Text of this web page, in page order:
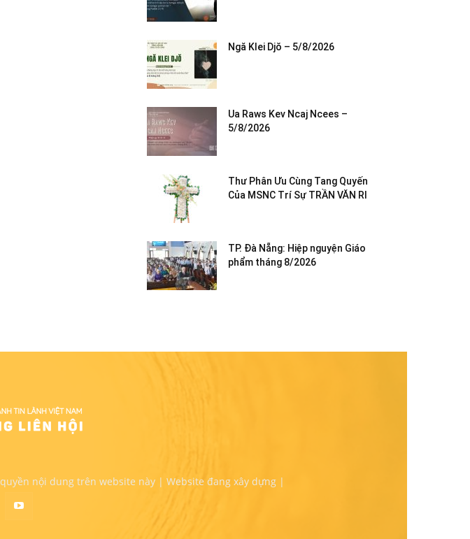
Ngă Klei Djŏ – 5/8/2026
Ua Raws Kev Ncaj Ncees –
5/8/2026
Thư Phân Ưu Cùng Tang Quyến
Của MSNC Trí Sự TRẦN VĂN RI
TP. Đà Nẵng: Hiệp nguyện Giáo
phẩm tháng 8/2026
nội dung trên website này | Website đang xây dựng |